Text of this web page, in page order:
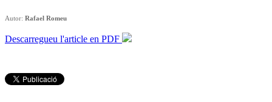
Autor: Rafael Romeu
Descarregueu l'article en PDF